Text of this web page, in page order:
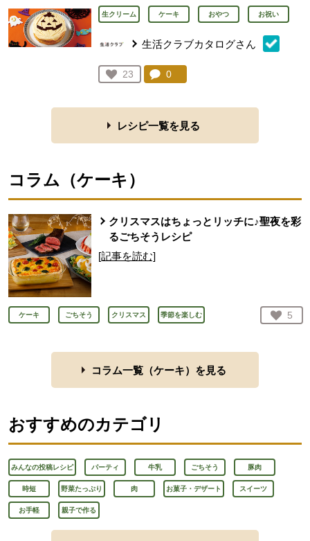
生クリーム ケーキ おやつ お祝い
生活クラブカタログさん
お気に入り登録：
23
人が登録
コメント：
0
レシピ一覧を見る
コラム（ケーキ）
クリスマスはちょっとリッチに♪聖夜を彩
るごちそうレシピ
[記事を読む]
ケーキ ごちそう クリスマス 季節を楽しむ お気
5
人
コラム一覧（ケーキ）を見る
おすすめのカテゴリ
みんなの投稿レシピ パーティ 牛乳 ごちそう 豚肉
時短 野菜たっぷり 肉 お菓子・デザート スイーツ
お手軽 親子で作る